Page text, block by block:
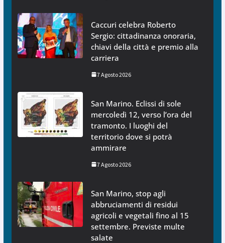
Caccuri celebra Roberto
Sergio: cittadinanza onoraria,
chiavi della città e premio alla
carriera
7 Agosto 2026
San Marino. Eclissi di sole
mercoledì 12, verso l’ora del
tramonto. I luoghi del
territorio dove si potrà
ammirare
7 Agosto 2026
San Marino, stop agli
abbruciamenti di residui
agricoli e vegetali fino al 15
settembre. Previste multe
salate